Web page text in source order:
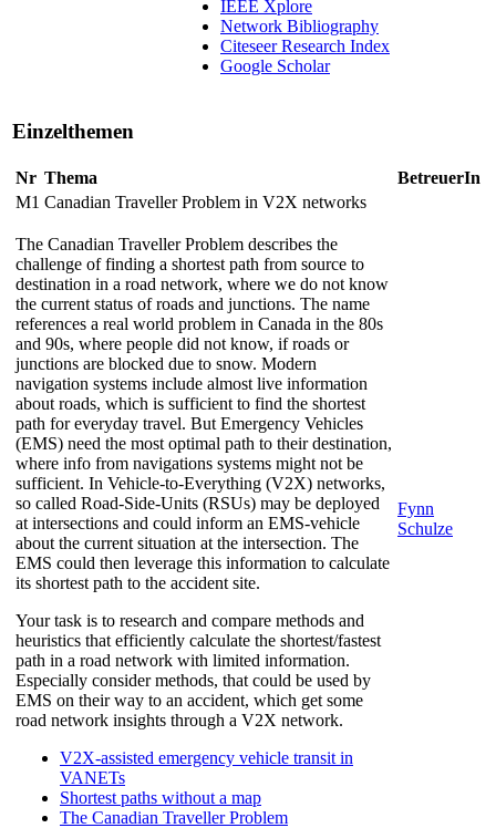
IEEE Xplore
Network Bibliography
Citeseer Research Index
Google Scholar
Einzelthemen
Nr Thema
BetreuerIn
M1 Canadian Traveller Problem in V2X networks
Fynn
Schulze
The Canadian Traveller Problem describes the
challenge of finding a shortest path from source to
destination in a road network, where we do not know
the current status of roads and junctions. The name
references a real world problem in Canada in the 80s
and 90s, where people did not know, if roads or
junctions are blocked due to snow. Modern
navigation systems include almost live information
about roads, which is sufficient to find the shortest
path for everyday travel. But Emergency Vehicles
(EMS) need the most optimal path to their destination,
where info from navigations systems might not be
sufficient. In Vehicle-to-Everything (V2X) networks,
so called Road-Side-Units (RSUs) may be deployed
at intersections and could inform an EMS-vehicle
about the current situation at the intersection. The
EMS could then leverage this information to calculate
its shortest path to the accident site.
Your task is to research and compare methods and
heuristics that efficiently calculate the shortest/fastest
path in a road network with limited information.
Especially consider methods, that could be used by
EMS on their way to an accident, which get some
road network insights through a V2X network.
V2X-assisted emergency vehicle transit in
VANETs
Shortest paths without a map
The Canadian Traveller Problem